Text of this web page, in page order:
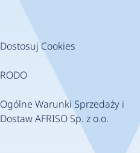
Dostosuj Cookies
RODO
Ogólne Warunki Sprzedaży i
Dostaw AFRISO Sp. z o.o.